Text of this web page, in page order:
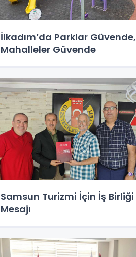
İlkadım’da Parklar Güvende,
Mahalleler Güvende
Samsun Turizmi İçin İş Birliği
Mesajı